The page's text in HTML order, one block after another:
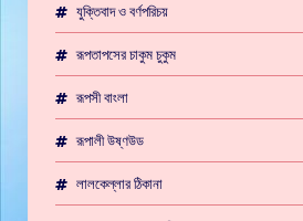
যুক্তিবাদ ও বর্ণপরিচয়
রূপতাপসের চাকুম চুকুম
রূপসী বাংলা
রূপালী উষ্ণউড
লালকেল্লার ঠিকানা